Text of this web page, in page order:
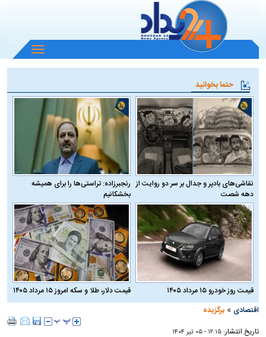
باز
و
منو
حتما بخوانید
نقاشی‌های بادپر و جدال بر سر دو روایت از
دهه شصت
رنجبرزاده: تراستی‌ها را برای همیشه
بخشکانیم
قیمت روز خودرو ۱۵ مرداد ۱۴۰۵
قیمت دلار، طلا و سکه امروز ۱۵ مرداد ۱۴۰۵
اقتصادی »برگزیده
تاریخ انتشار:۱۲:۱۵ - ۰۵ تير ۱۴۰۴